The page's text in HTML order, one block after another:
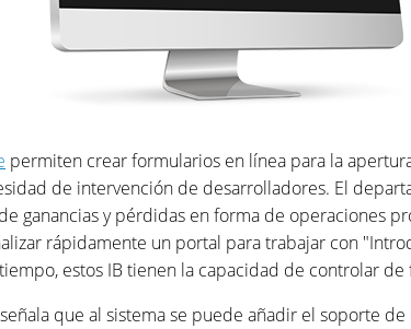
permiten crear formularios en línea para la
de intervención de desarrolladores. El
ganancias y pérdidas en forma de operaciones
rápidamente un portal para trabajar con
estos IB tienen la capacidad de controlar
que al sistema se puede añadir el soporte